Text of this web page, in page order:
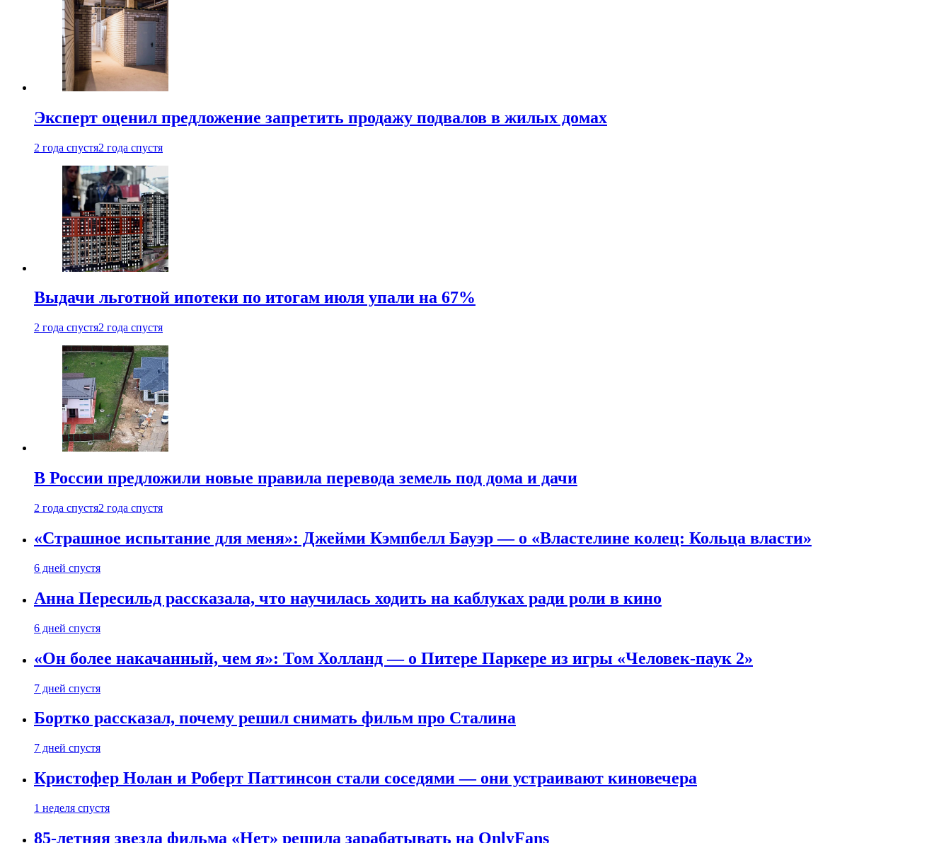
Эксперт оценил предложение запретить продажу подвалов в жилых домах
2 года спустя2 года спустя
Выдачи льготной ипотеки по итогам июля упали на 67%
2 года спустя2 года спустя
В России предложили новые правила перевода земель под дома и дачи
2 года спустя2 года спустя
«Страшное испытание для меня»: Джейми Кэмпбелл Бауэр — о «Властелине колец: Кольца власти»
6 дней спустя
Анна Пересильд рассказала, что научилась ходить на каблуках ради роли в кино
6 дней спустя
«Он более накачанный, чем я»: Том Холланд — о Питере Паркере из игры «Человек-паук 2»
7 дней спустя
Бортко рассказал, почему решил снимать фильм про Сталина
7 дней спустя
Кристофер Нолан и Роберт Паттинсон стали соседями — они устраивают киновечера
1 неделя спустя
85-летняя звезда фильма «Нет» решила зарабатывать на OnlyFans